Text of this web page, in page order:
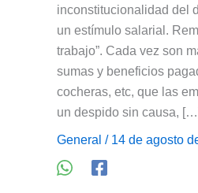
inconstitucionalidad del
un estímulo salarial.
trabajo”. Cada vez son
sumas y beneficios
cocheras, etc, que las
un despido sin causa,
General / 14 de agosto